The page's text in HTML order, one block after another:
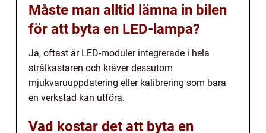
Måste man alltid lämna in bilen
för att byta en LED-lampa?
Ja, oftast är LED-moduler integrerade i hela
strålkastaren och kräver dessutom
mjukvaruuppdatering eller kalibrering som bara
en verkstad kan utföra.
Vad kostar det att byta en